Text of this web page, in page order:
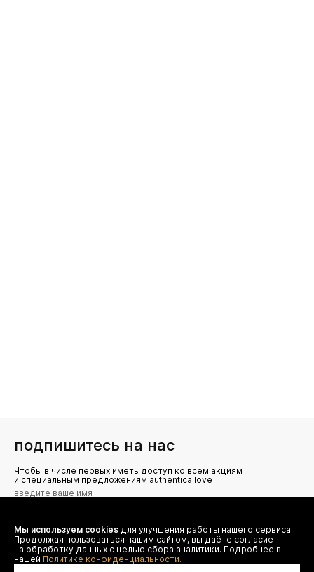
подпишитесь на нас
Чтобы в числе первых иметь доступ ко всем акциям
и специальным предложениям authentica.love
Я даю согласие на сбор, обработку и хранение моих
персональных данных (имя, email, телефон) для получения
рекламных и информационных рассылок от ООО 'БТ
Юнайтед', а также ознакомлен(а) с
Политикой конфиденциальности
Мы используем cookies для улучшения работы нашего сервиса.
Продолжая пользоваться нашим сайтом, вы даёте согласие
на обработку данных с целью сбора аналитики. Подробнее в
нашей Политике конфиденциальности.